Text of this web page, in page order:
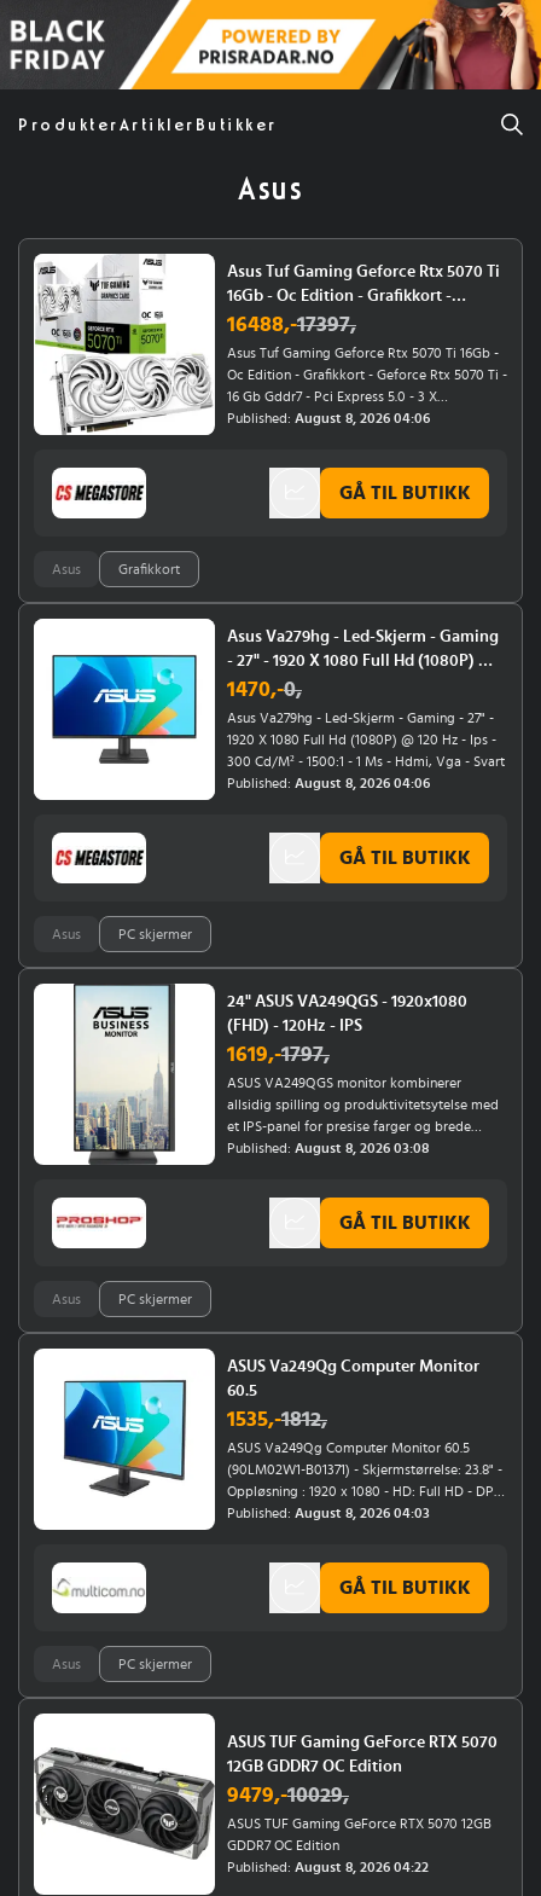
Produkter Artikler Butikker
Asus
Asus Tuf Gaming Geforce Rtx 5070 Ti
16Gb - Oc Edition - Grafikkort -
Geforce Rtx 5070 Ti - 16 Gb Gddr7 -
Pci Express 5.0 - 3 X Displayport,
Hdmi - Hvit
16488,-17397,
Asus Tuf Gaming Geforce Rtx 5070 Ti 16Gb -
Oc Edition - Grafikkort - Geforce Rtx 5070 Ti -
16 Gb Gddr7 - Pci Express 5.0 - 3 X
Displayport, Hdmi - Hvit
Published: August 8, 2026 04:06
Asus Grafikkort
GÅ TIL BUTIKK
Asus Va279hg - Led-Skjerm - Gaming
- 27" - 1920 X 1080 Full Hd (1080P) @
120 Hz - Ips - 300 Cd/M² - 1500:1 - 1 Ms
- Hdmi, Vga - Svart
1470,-0,
Asus Va279hg - Led-Skjerm - Gaming - 27" -
1920 X 1080 Full Hd (1080P) @ 120 Hz - Ips -
300 Cd/M² - 1500:1 - 1 Ms - Hdmi, Vga - Svart
Published: August 8, 2026 04:06
Asus PC skjermer
GÅ TIL BUTIKK
24" ASUS VA249QGS - 1920x1080
(FHD) - 120Hz - IPS
1619,-1797,
ASUS VA249QGS monitor kombinerer
allsidig spilling og produktivitetsytelse med
et IPS-panel for presise farger og brede
synsvinkler.Strrelse: 24"Opplsnin 1920 x 1080
DisplayPort, USB 3.2 Gen 1 hubSpesielle
spilling.
Published: August 8, 2026 03:08
Asus PC skjermer
GÅ TIL BUTIKK
ASUS Va249Qg Computer Monitor
60.5
1535,-1812,
ASUS Va249Qg Computer Monitor 60.5
(90LM02W1-B01371) - Skjermstørrelse: 23.8" -
Oppløsning : 1920 x 1080 - HD: Full HD - DP: 1
- HDMI: 1 - Berøringsskjerm: Nei - Høyttalere:
Oppdateringsfrekvens: 120Hz - Bærekraft:
Published: August 8, 2026 04:03
Asus PC skjermer
GÅ TIL BUTIKK
ASUS TUF Gaming GeForce RTX 5070
12GB GDDR7 OC Edition
9479,-10029,
ASUS TUF Gaming GeForce RTX 5070 12GB
GDDR7 OC Edition
Published: August 8, 2026 04:22